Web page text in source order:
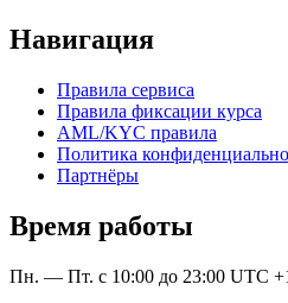
Навигация
Правила сервиса
Правила фиксации курса
AML/KYC правила
Политика
Партнёры
Время работы
Пн. — Пт. с 10:00 до 23:00 UTC